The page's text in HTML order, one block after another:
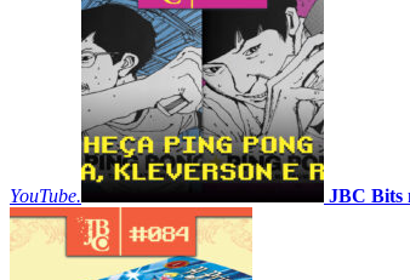
YouTube. JBC Bits